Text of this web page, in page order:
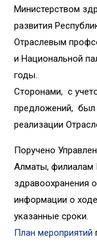
Министерством
развития
Отраслевым
и Национальной
годы.
Сторонами, с
предложений, был
реализации
Поручено
Алматы, филиалам
здравоохранения
информации о
указанные сроки.
План мероприятий